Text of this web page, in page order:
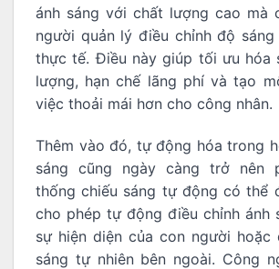
ánh sáng với chất lượng cao mà
người quản lý điều chỉnh độ sáng
thực tế. Điều này giúp tối ưu hóa
lượng, hạn chế lãng phí và tạo
việc thoải mái hơn cho công nhân.
Thêm vào đó, tự động hóa trong
sáng cũng ngày càng trở nên
thống chiếu sáng tự động có thể
cho phép tự động điều chỉnh ánh
sự hiện diện của con người hoặc
sáng tự nhiên bên ngoài. Công